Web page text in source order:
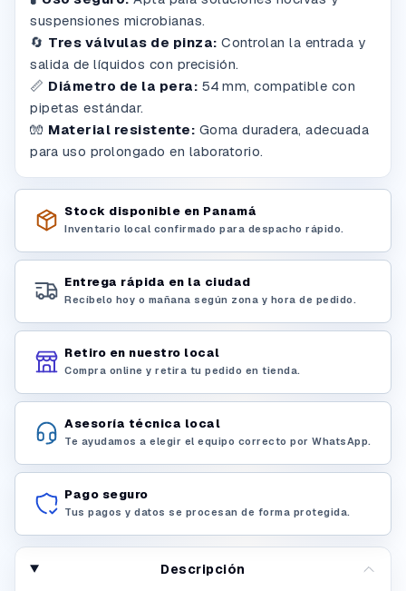
suspensiones microbianas.
🔄 Tres válvulas de pinza: Controlan la entrada y
salida de líquidos con precisión.
📏 Diámetro de la pera: 54 mm, compatible con
pipetas estándar.
🧤 Material resistente: Goma duradera, adecuada
para uso prolongado en laboratorio.
Stock disponible en Panamá
Inventario local confirmado para despacho rápido.
Entrega rápida en la ciudad
Recíbelo hoy o mañana según zona y hora de pedido.
Retiro en nuestro local
Compra online y retira tu pedido en tienda.
Asesoría técnica local
Te ayudamos a elegir el equipo correcto por WhatsApp.
Pago seguro
Tus pagos y datos se procesan de forma protegida.
Descripción